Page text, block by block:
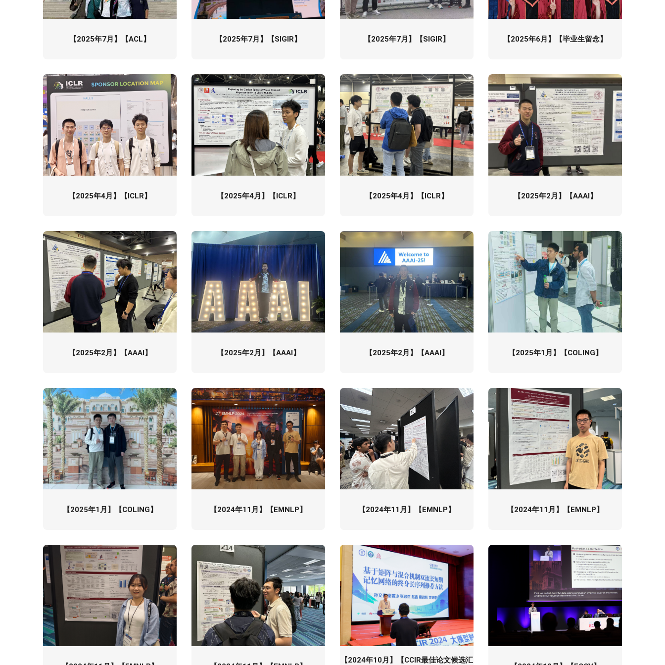
【2025年7月】【ACL】 【2025年7月】【SIGIR】 【2025年7月】【SIGIR】 【2025年6月】【毕业生留念】
【2025年4月】【ICLR】 【2025年4月】【ICLR】 【2025年4月】【ICLR】 【2025年2月】【AAAI】
【2025年2月】【AAAI】 【2025年2月】【AAAI】 【2025年2月】【AAAI】 【2025年1月】【COLING】
【2025年1月】【COLING】 【2024年11月】【EMNLP】 【2024年11月】【EMNLP】 【2024年11月】【EMNLP】
【2024年10月】【CCIR最佳论文候选汇